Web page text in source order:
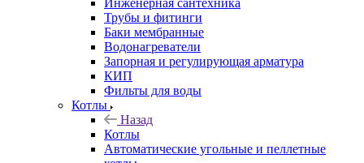
Инженерная сантехника
Трубы и фитинги
Баки мембранные
Водонагреватели
Запорная и регулирующая арматура
КИП
Фильты для воды
Котлы
Назад
Котлы
Автоматические угольные и пеллетные